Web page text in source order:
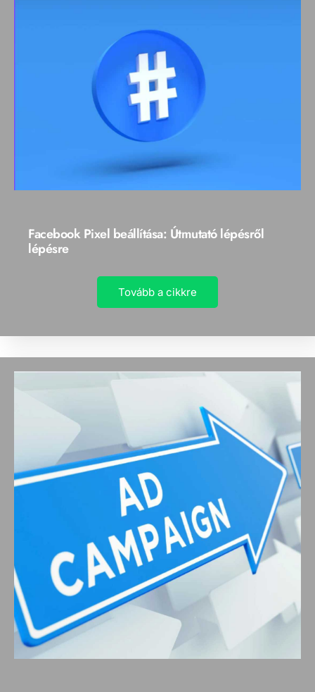
Facebook Pixel beállítása: Útmutató lépésről
lépésre
Tovább a cikkre